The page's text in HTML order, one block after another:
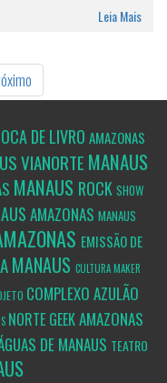
Leia Mais
DE LIVRO AMAZONAS
VIANORTE MANAUS
MANAUS ROCK SHOW
AMAZONAS MANAUS
EMISSÃO DE
MANAUS CULTURA MAKER
COMPLEXO AZULÃO
NORTE GEEKAMAZONAS
DE MANAUS TEATRO